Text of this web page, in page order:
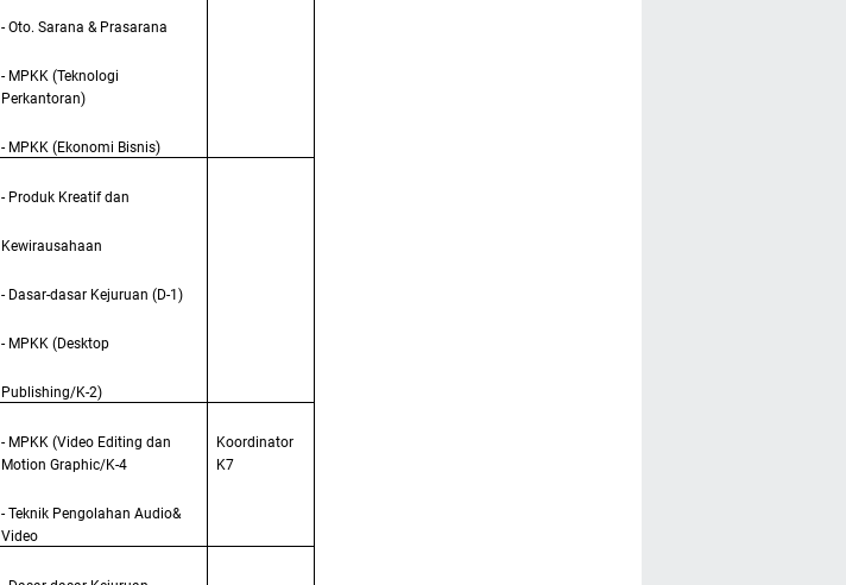
- Oto. Sarana & Prasarana
- MPKK (Teknologi
Perkantoran)
- MPKK (Ekonomi Bisnis)
- Produk Kreatif dan
Kewirausahaan
- Dasar-dasar Kejuruan (D-1)
- MPKK (Desktop
Publishing/K-2)
- MPKK (Video Editing dan
Motion Graphic/K-4
- Teknik Pengolahan Audio&
Video
Koordinator
K7